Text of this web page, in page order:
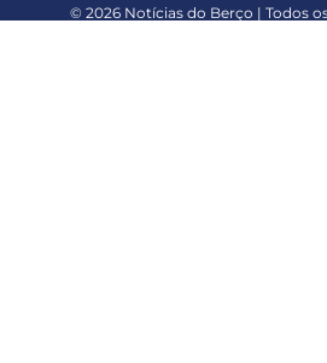
© 2026 Notícias do Berço | Todos